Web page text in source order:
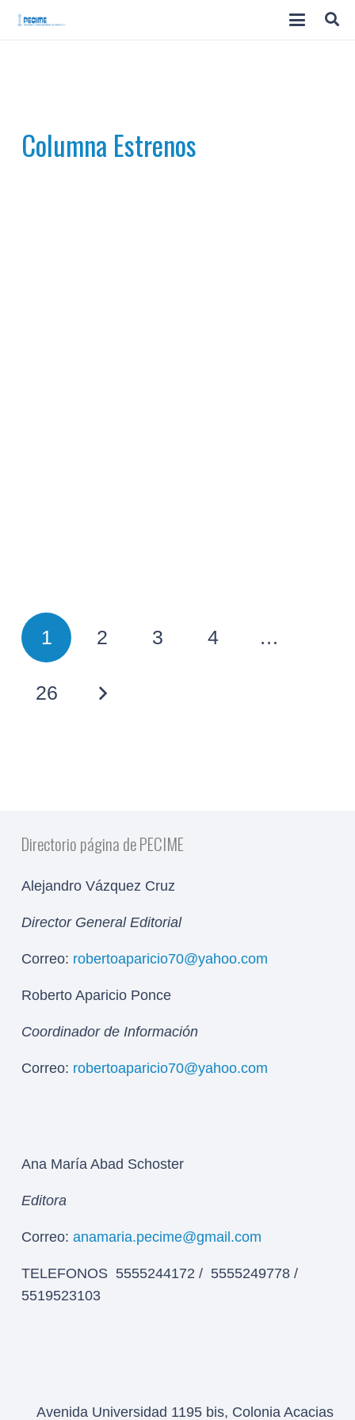
Columna Estrenos
1 2 3 4 …
26
Directorio página de PECIME
Alejandro Vázquez Cruz
Director General Editorial
Correo: robertoaparicio70@yahoo.com
Roberto Aparicio Ponce
Coordinador de Información
Correo: robertoaparicio70@yahoo.com
Ana María Abad Schoster
Editora
Correo: anamaria.pecime@gmail.com
TELEFONOS 5555244172 / 5555249778 /
5519523103
Avenida Universidad 1195 bis, Colonia Acacias